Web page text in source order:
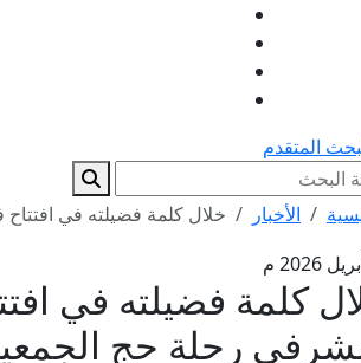
المتقدم
الأخبار
خلال كلمة فضيلته في افتتاح
كلمة فضيلته في